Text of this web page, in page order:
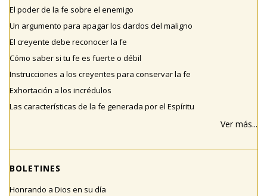
El poder de la fe sobre el enemigo
Un argumento para apagar los dardos del maligno
El creyente debe reconocer la fe
Cómo saber si tu fe es fuerte o débil
Instrucciones a los creyentes para conservar la fe
Exhortación a los incrédulos
Las características de la fe generada por el Espíritu
Ver más...
BOLETINES
Honrando a Dios en su día